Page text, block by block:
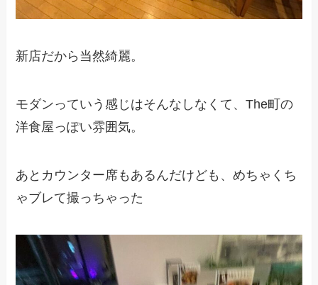
新店だから当然綺麗。
モダンっていう感じはそんなしなくて、The町の
洋食屋っぽい雰囲気。
あとカウンター席もあるんだけども、めちゃくち
ゃブレて撮っちゃった